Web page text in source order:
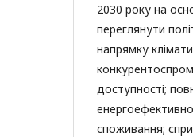
2030 року на
переглянути
напрямку
доступності;
споживання;